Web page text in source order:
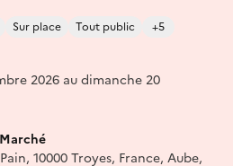
Sur place Tout public +5
2026 au dimanche 20
10000 Troyes, France, Aube,